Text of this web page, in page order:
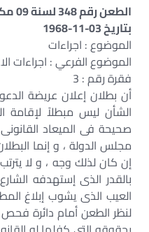
الطعن رقم 348 لسنة 09 مكتب فنى 14 صفحة رقم 07
بتاريخ 03-11-1968
الموضوع : اجراءات
الموضوع الفرعي : اجراءات
فقرة رقم : 3
أن بطلان إعلان عريضة
الشأن ليس مبطلاً
صحيحة فى الميعاد
مجلس الدولة ، و إنما
إن كان لذلك وجه ، و لا
بالقدر الذى إستهدفه
العيب الذى يشوب إبلاغ
لنظر الطعن أمام دائرة